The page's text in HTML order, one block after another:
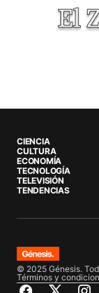
CIENCIA
CULTURA
ECONOMÍA
TECNOLOGÍA
TELEVISIÓN
TENDENCIAS
© 2025 Génesis.
Términos y